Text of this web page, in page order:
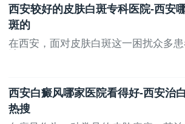
西安较好的皮肤白斑专科医院-西安
斑的
在西安，面对皮肤白斑这一困扰众多患
西安白癜风哪家医院看得好-西安治
热搜